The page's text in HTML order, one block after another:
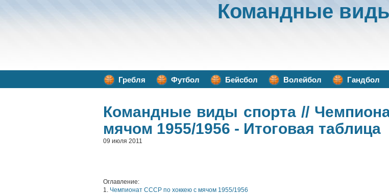
Командные
Гребля Футбол Бейсбол Волейбол Гандбол
Командные виды спорта//
мячом 1955/1956 - Итоговая таблица
09 июля 2011
Оглавление:
1. Чемпионат СССР по хоккею с мячом 1955/1956